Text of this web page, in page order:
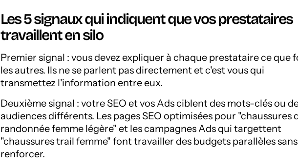
Les 5 signaux qui indiquent que vos prestataires
travaillent en silo
Premier signal : vous devez expliquer à chaque prestataire ce que
les autres. Ils ne se parlent pas directement et c'est vous qui
transmettez l'information entre eux.
Deuxième signal : votre SEO et vos Ads ciblent des mots-clés ou
audiences différents. Les pages SEO optimisées pour "chaussures
randonnée femme légère" et les campagnes Ads qui targettent
"chaussures trail femme" font travailler des budgets parallèles
renforcer.